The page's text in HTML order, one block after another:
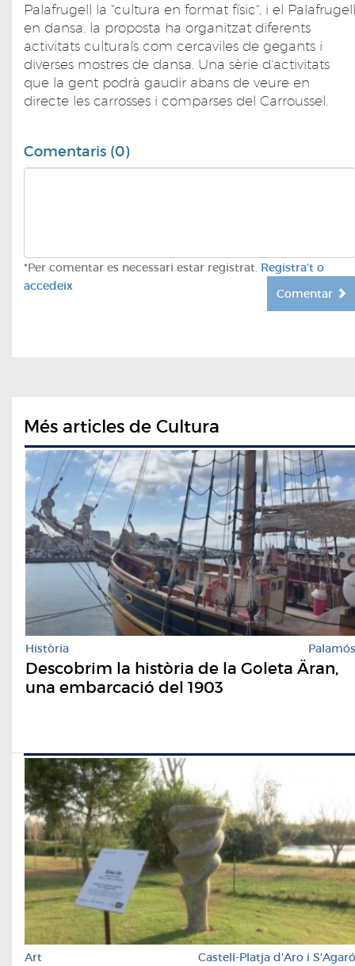
Palafrugell la "cultura en format físic", i el Palafrugell
en dansa. la proposta ha organitzat diferents
activitats culturals com cercaviles de gegants i
diverses mostres de dansa. Una sèrie d'activitats
que la gent podrà gaudir abans de veure en
directe les carrosses i comparses del Carroussel.
Comentaris (0)
*Per comentar es necessari estar registrat. Registra't o
accedeix
Comentar
Més articles de Cultura
Història Palamós
Descobrim la història de la Goleta Äran,
una embarcació del 1903
Art Castell-Platja d'Aro i S'Agaró